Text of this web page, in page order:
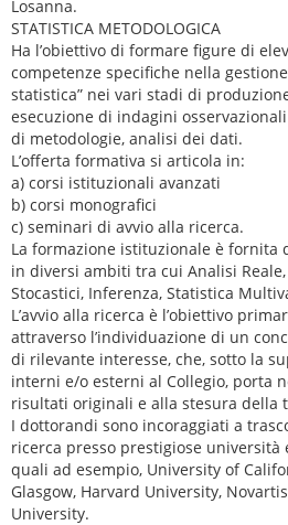
Losanna.
STATISTICA METODOLOGICA
Ha l’obiettivo di formare figure di
competenze specifiche nella
statistica” nei vari stadi di
esecuzione di indagini
di metodologie, analisi dei dati.
L’offerta formativa si articola in:
a) corsi istituzionali avanzati
b) corsi monografici
c) seminari di avvio alla ricerca.
La formazione istituzionale è fornita
in diversi ambiti tra cui Analisi
Stocastici, Inferenza, Statistica
L’avvio alla ricerca è l’obiettivo
attraverso l’individuazione di un
di rilevante interesse, che, sotto la
interni e/o esterni al Collegio, porta
risultati originali e alla stesura della
I dottorandi sono incoraggiati a
ricerca presso prestigiose
quali ad esempio, University of
Glasgow, Harvard University,
University.